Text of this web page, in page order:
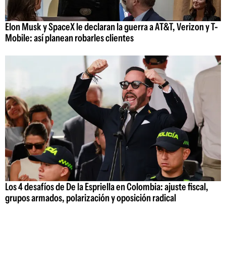
Elon Musk y SpaceX le declaran la guerra a AT&T, Verizon y T-
Mobile: así planean robarles clientes
Los 4 desafíos de De la Espriella en Colombia: ajuste fiscal,
grupos armados, polarización y oposición radical